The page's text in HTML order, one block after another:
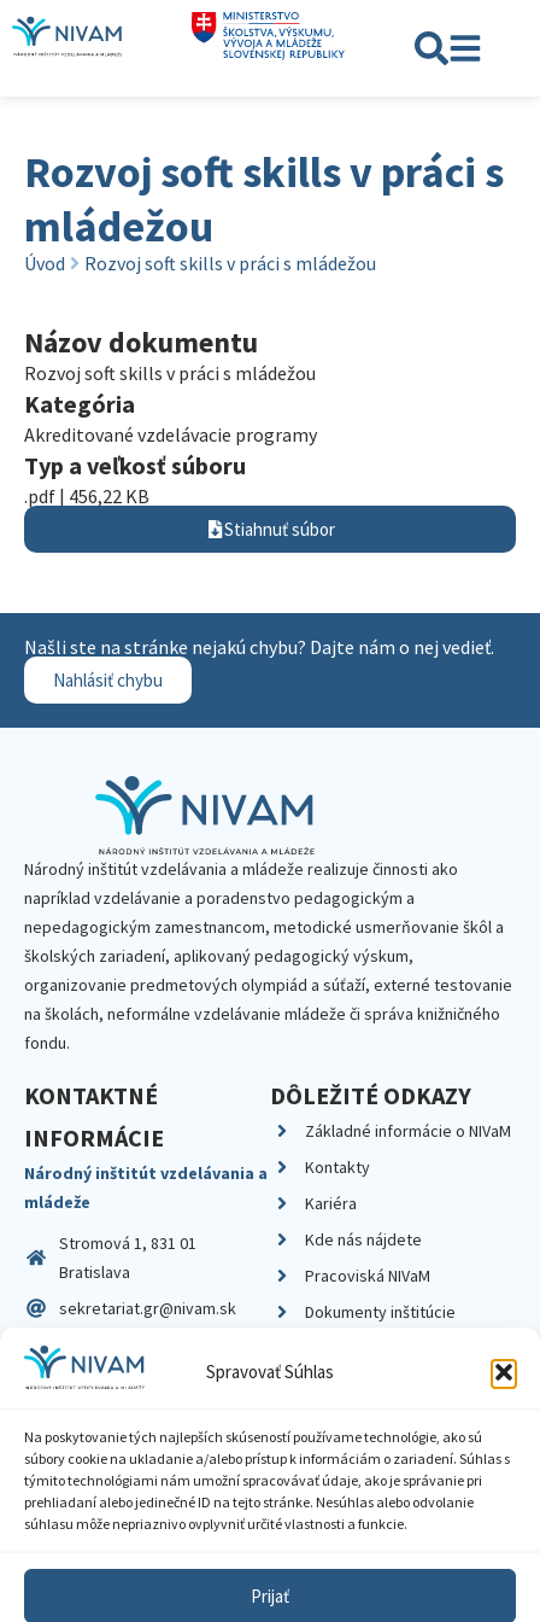
Spravovať Súhlas
Na poskytovanie tých najlepších skúseností používame technológie, ako sú
súbory cookie na ukladanie a/alebo prístup k informáciám o zariadení. Súhlas s
týmito technológiami nám umožní spracovávať údaje, ako je správanie pri
prehliadaní alebo jedinečné ID na tejto stránke. Nesúhlas alebo odvolanie
súhlasu môže nepriaznivo ovplyvniť určité vlastnosti a funkcie.
Prijať
Rozvoj soft skills v práci s
mládežou
Úvod Rozvoj soft skills v práci s mládežou
Názov dokumentu
Rozvoj soft skills v práci s mládežou
Kategória
Akreditované vzdelávacie programy
Typ a veľkosť súboru
.pdf | 456,22 KB
Stiahnuť súbor
Našli ste na stránke nejakú chybu? Dajte nám o nej vedieť.
Nahlásiť chybu
Národný inštitút vzdelávania a mládeže realizuje činnosti ako
napríklad vzdelávanie a poradenstvo pedagogickým a
nepedagogickým zamestnancom, metodické usmerňovanie škôl a
školských zariadení, aplikovaný pedagogický výskum,
organizovanie predmetových olympiád a súťaží, externé testovanie
na školách, neformálne vzdelávanie mládeže či správa knižničného
fondu.
KONTAKTNÉ
INFORMÁCIE
Národný inštitút vzdelávania a
mládeže
Stromová 1, 831 01
Bratislava
sekretariat.gr@nivam.sk
IČO: 00164348
DIČ: 2020798714
DÔLEŽITÉ ODKAZY
Základné informácie o NIVaM
Kontakty
Kariéra
Kde nás nájdete
Pracoviská NIVaM
Dokumenty inštitúcie
Zásady ochrany súkromia
Sprístupnenie informácií